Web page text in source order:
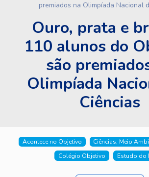
premiados na Olimpíada Nacional
Ouro, prata e
110 alunos do
são
Olimpíada
Ciências
Acontece no Objetivo
Ciências, Meio
Colégio Objetivo
Estudo do